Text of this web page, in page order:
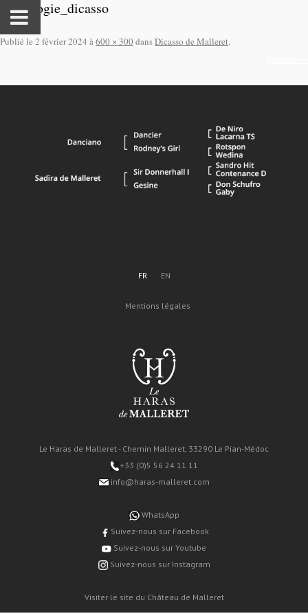
genealogie_dicasso
Publié le 2 février 2024 à600 × 300 dansDicasso de Malleret.
FR EN
Mentions légales
Le Haras de Malleret - Chemin Malleret, 33290 Le Pian-Médoc
+33 (0)5 56 24 11 11
info@haras-malleret.com
WhatsApp
Suivez-nous sur Facebook
Suivez-nous sur Youtube
Suivez-nous sur Instagram
Visiter le site du Château de Malleret